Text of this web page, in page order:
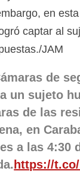
en esta
captar al
JAM
de
un sujeto
de las
en
a las 4:30
https://